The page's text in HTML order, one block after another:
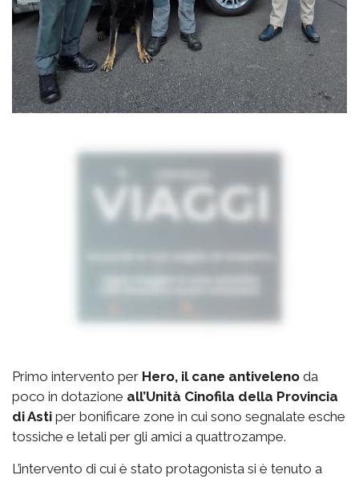
Primo intervento per Hero, il cane antiveleno da
poco in dotazione all’Unità Cinofila della Provincia
di Asti per bonificare zone in cui sono segnalate esche
tossiche e letali per gli amici a quattrozampe.
L’intervento di cui è stato protagonista si è tenuto a